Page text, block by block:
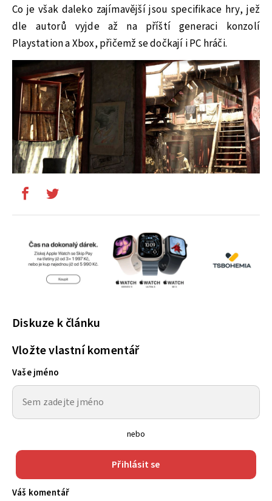
Co je však daleko zajímavější jsou specifikace hry, jež
dle autorů vyjde až na příští generaci konzolí
Playstation a Xbox, přičemž se dočkají i PC hráči.
Diskuze k článku
Vložte vlastní komentář
Vaše jméno
nebo
Přihlásit se
Váš komentář